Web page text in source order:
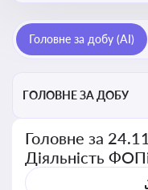
Головне за добу (AI)
ГОЛОВНЕ ЗА ДОБУ
Головне за
Діяльність